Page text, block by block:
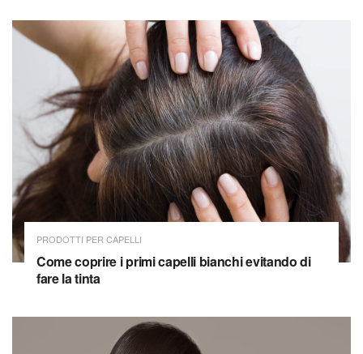
PRODOTTI PER CAPELLI
Come coprire i primi capelli bianchi evitando di
fare la tinta